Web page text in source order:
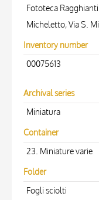
Fototeca
Micheletto, Via S.
Inventory number
00075613
Archival series
Miniatura
Container
23. Miniature varie
Folder
Fogli sciolti